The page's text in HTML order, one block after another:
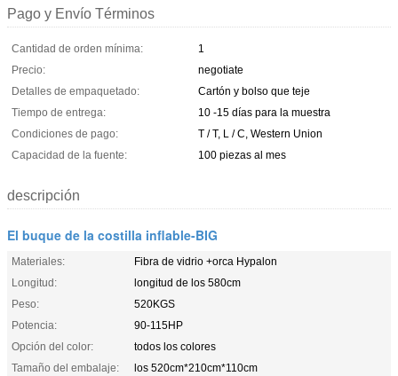
Pago y Envío Términos
Cantidad de orden mínima:
1
Precio:
negotiate
Detalles de empaquetado:
Cartón y bolso que teje
Tiempo de entrega:
10 -15 días para la muestra
Condiciones de pago:
T / T, L / C, Western Union
Capacidad de la fuente:
100 piezas al mes
descripción
El buque de la costilla inflable-BIG
Materiales:
Fibra de vidrio +orca Hypalon
Longitud:
longitud de los 580cm
Peso:
520KGS
Potencia:
90-115HP
Opción del color:
todos los colores
Tamaño del embalaje:
los 520cm*210cm*110cm